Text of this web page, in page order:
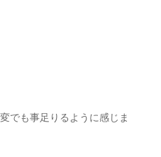
でも事足りるように感じま